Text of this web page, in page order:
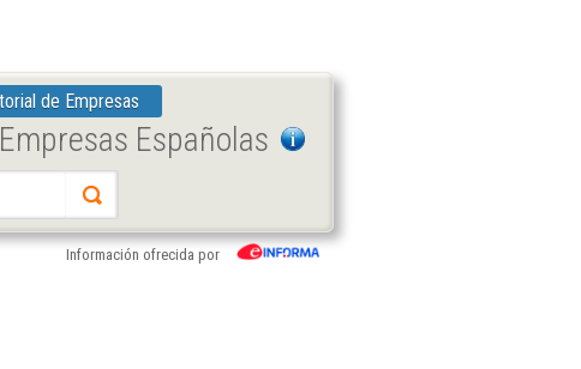
de Empresas
Españolas
Información ofrecida por